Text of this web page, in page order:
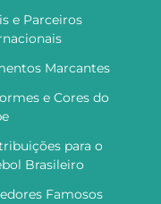
e Parceiros
Marcantes
e Cores do
para o
Brasileiro
Famosos